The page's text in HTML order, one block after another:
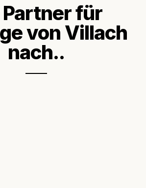
Partner für
von Villach
nach..